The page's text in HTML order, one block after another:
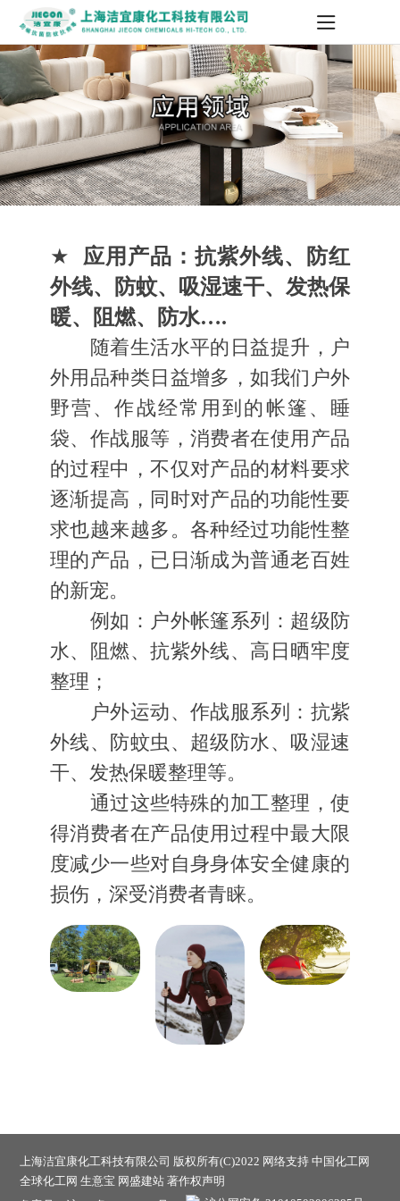
★ 应用产品：抗紫外线、防红
外线、防蚊、吸湿速干、发热保
暖、阻燃、防水….
随着生活水平的日益提升，户
外用品种类日益增多，如我们户外
野营、作战经常用到的帐篷、睡
袋、作战服等，消费者在使用产品
的过程中，不仅对产品的材料要求
逐渐提高，同时对产品的功能性要
求也越来越多。各种经过功能性整
理的产品，已日渐成为普通老百姓
的新宠。
例如：户外帐篷系列：超级防
水、阻燃、抗紫外线、高日晒牢度
整理；
户外运动、作战服系列：抗紫
外线、防蚊虫、超级防水、吸湿速
干、发热保暖整理等。
通过这些特殊的加工整理，使
得消费者在产品使用过程中最大限
度减少一些对自身身体安全健康的
损伤，深受消费者青睐。
上海洁宜康化工科技有限公司 版权所有(C)2022 网络支持中国化工网
全球化工网 生意宝 网盛建站 著作权声明